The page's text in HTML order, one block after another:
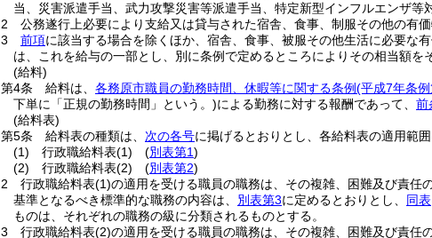
当、災害派遣手当、武力攻撃災害等派遣手当、特定新型インフルエンザ等
2
公務遂行上必要により支給又は貸与された宿舎、食事、制服その他の有
3
前項に該当する場合を除くほか、宿舎、食事、被服その他生活に必要な
は、これを給与の一部とし、別に条例で定めるところによりその相当額を
(給料)
第4条
給料は、 各務原市職員の勤務時間、休暇等に関する条例(平成7年条
下単に「正規の勤務時間」という。)による勤務に対する報酬であって、 前
(給料表)
第5条
給料表の種類は、 次の各号に掲げるとおりとし、各給料表の適用範
(1)
行政職給料表(1) (別表第1)
(2)
行政職給料表(2) (別表第2)
2
行政職給料表(1)の適用を受ける職員の職務は、その複雑、困難及び責任
基準となるべき標準的な職務の内容は、 別表第3に定めるとおりとし、 同表
ものは、それぞれの職務の級に分類されるものとする。
3
行政職給料表(2)の適用を受ける職員の職務は、その複雑、困難及び責任